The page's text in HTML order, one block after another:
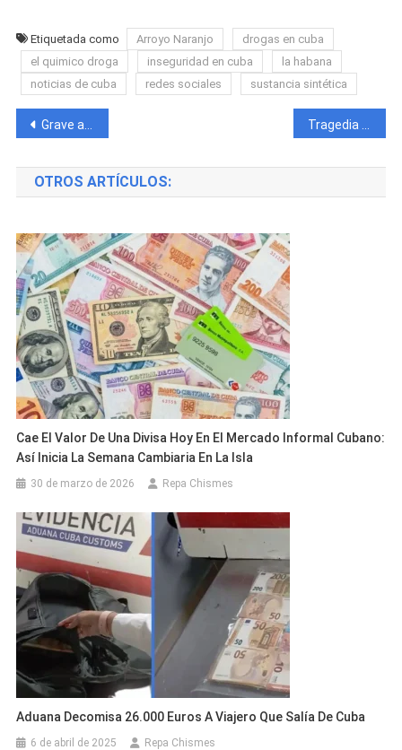
Etiquetada como Arroyo Naranjo
drogas en cuba
el quimico droga
inseguridad en cuba
la habana
noticias de cuba
redes sociales sustancia sintética
Navegación
de
entradas
Grave accidente de tránsito en La Habana: Policías presuntamente bajo los efectos del alcohol impactan a dos motos y un auto
OTROS ARTÍCULOS:
Cae El Valor De Una Divisa Hoy En El Mercado Informal Cubano:
Así Inicia La Semana Cambiaria En La Isla
30 de marzo de 2026 Repa Chismes
Aduana Decomisa 26.000 Euros A Viajero Que Salía De Cuba
6 de abril de 2025 Repa Chismes